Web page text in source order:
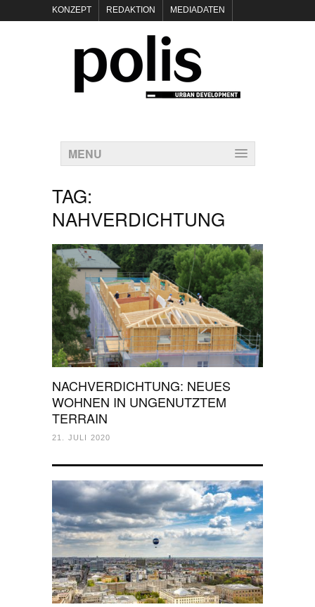
KONZEPT REDAKTION MEDIADATEN
POLIS KEYNOTES
KONTAKT DATENSCHUTZ IMPRESSUM
MENU
TAG:
NAHVERDICHTUNG
NACHVERDICHTUNG: NEUES
WOHNEN IN UNGENUTZTEM
TERRAIN
21. JULI 2020